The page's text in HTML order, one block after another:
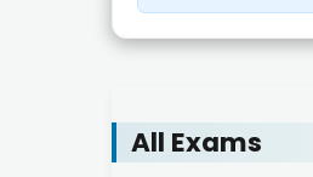
All Exams